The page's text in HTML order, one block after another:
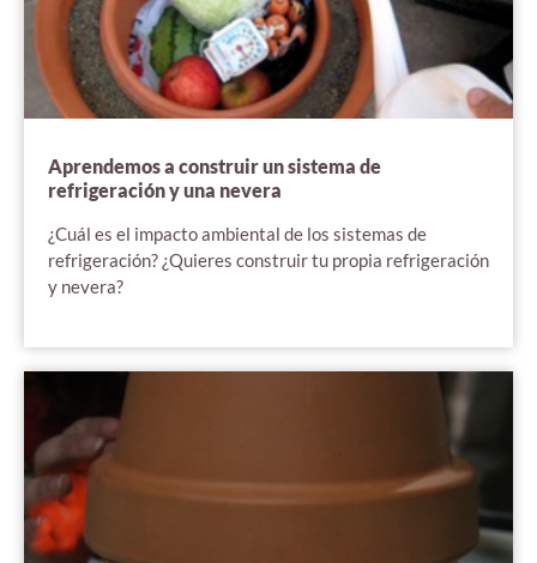
Aprendemos a construir un sistema de
refrigeración y una nevera
¿Cuál es el impacto ambiental de los sistemas de
refrigeración? ¿Quieres construir tu propia refrigeración
y nevera?